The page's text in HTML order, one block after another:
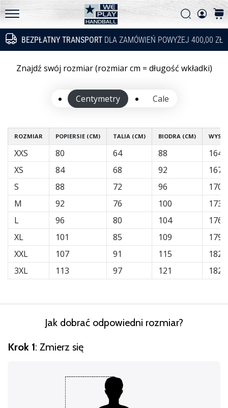
BEZPŁATNY TRANSPORT DLA ZAMÓWIEŃ POWYŻEJ 400,00 ZŁ
WePlayHandball.pl
Szukaj
Szukaj
innowacje
i
przekonaj
czy
•
3 min. czytanie
PUMA
Accelerate
NITRO
SQD
5
Poznaj
nowe
buty
do
piłki
ręcznej
Accelerate
Odkryj
Znajdź swój rozmiar (rozmiar cm = długość wkładki)
Centymetry Cale
ROZMIAR
XXS
XS
S
M
L
XL
XXL
3XL
POPIERSIE (CM)
80
84
88
92
96
101
107
113
TALIA (CM)
64
68
72
76
80
85
91
97
BIODRA (CM)
88
92
96
100
104
109
115
121
164
167
170
173
176
179
182
182
Jak dobrać odpowiedni rozmiar?
Krok 1: Zmierz się